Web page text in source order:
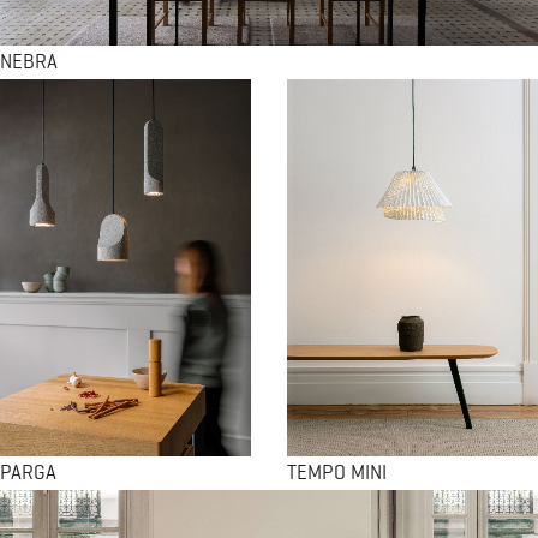
NEBRA
PARGA TEMPO MINI